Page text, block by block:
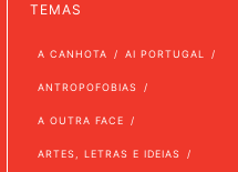
TEMAS
A CANHOTA AI PORTUGAL
ANTROPOFOBIAS
A OUTRA FACE
ARTES, LETRAS E IDEIAS